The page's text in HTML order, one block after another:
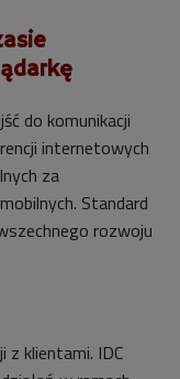
do komunikacji
internetowych
za
Standard
rozwoju
z klientami. IDC